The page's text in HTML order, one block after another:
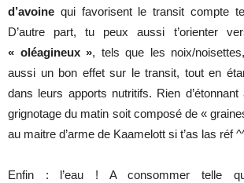
d’avoine qui favorisent le transit compte
D’autre part, tu peux aussi t’orienter
« oléagineux », tels que les noix/
aussi un bon effet sur le transit, tout en
dans leurs apports nutritifs. Rien
grignotage du matin soit composé de «
au maitre d’arme de Kaamelott si t’as las réf
Enfin : l’eau ! A consommer telle